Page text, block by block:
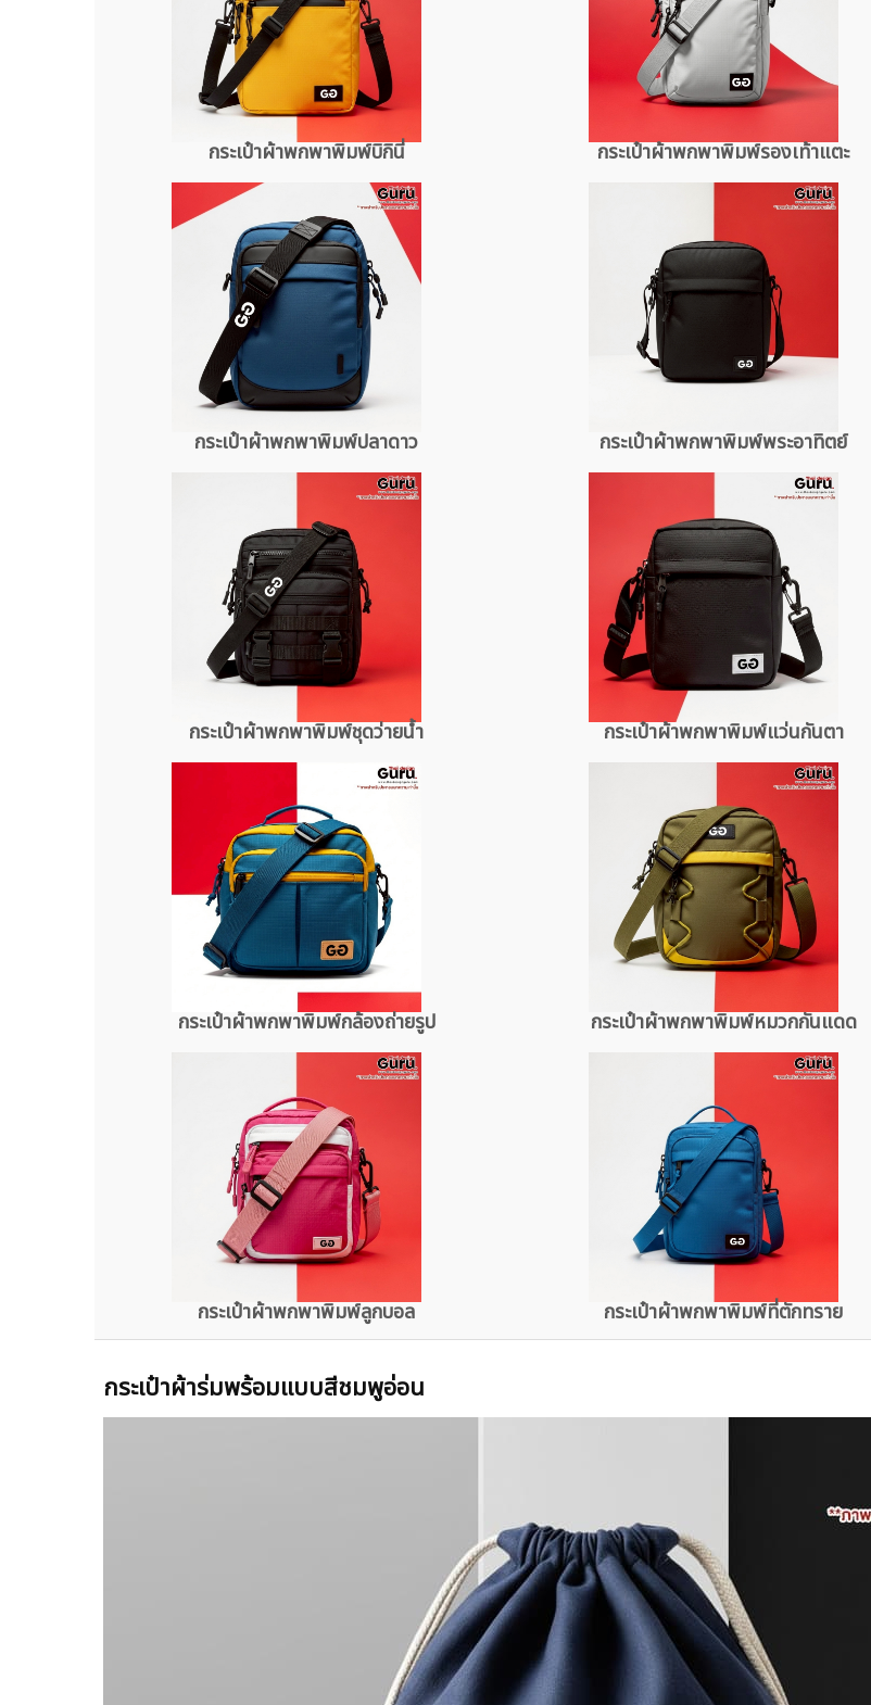
กระเป๋าผ้าพกพาพิมพ์บิกินี่ กระเป๋าผ้าพกพาพิมพ์รองเท้าแตะ
กระเป๋าผ้าพกพาพิมพ์ปลาดาว กระเป๋าผ้าพกพาพิมพ์พระอาทิตย์
กระเป๋าผ้าพกพาพิมพ์ชุดว่ายน้ำ กระเป๋าผ้าพกพาพิมพ์แว่นกันตา
กระเป๋าผ้าพกพาพิมพ์กล้องถ่ายรูป กระเป๋าผ้าพกพาพิมพ์หมวกกันแดด
กระเป๋าผ้าพกพาพิมพ์ลูกบอล กระเป๋าผ้าพกพาพิมพ์ที่ตักทราย
กระเป๋าผ้าร่มพร้อมแบบสีชมพูอ่อน